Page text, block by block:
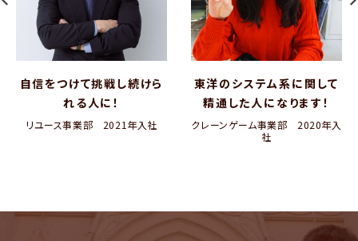
自信をつけて挑戦し続けら
れる人に！
リユース事業部　2021年入社
東洋のシステム系に関して
精通した人になります！
クレーンゲーム事業部　2020年入
社